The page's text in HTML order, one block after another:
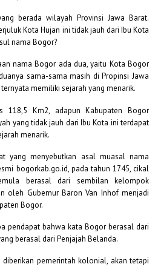
berada wilayah Provinsi Jawa Barat.
Kota Hujan ini tidak jauh dari Ibu Kota
nama Bogor?
nama Bogor ada dua, yaitu Kota Bogor
sama-sama masih di Propinsi Jawa
memiliki sejarah yang menarik.
118,5 Km2, adapun Kabupaten Bogor
yang tidak jauh dari Ibu Kota ini terdapat
menarik.
yang menyebutkan asal muasal nama
bogorkab.go.id, pada tahun 1745, cikal
berasal dari sembilan kelompok
oleh Gubernur Baron Van Inhof menjadi
Bogor.
pendapat bahwa kata Bogor berasal dari
berasal dari Penjajah Belanda.
pemerintah kolonial, akan tetapi